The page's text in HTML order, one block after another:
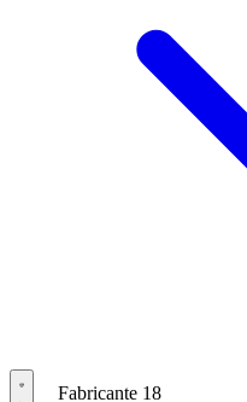
Fabricante 18